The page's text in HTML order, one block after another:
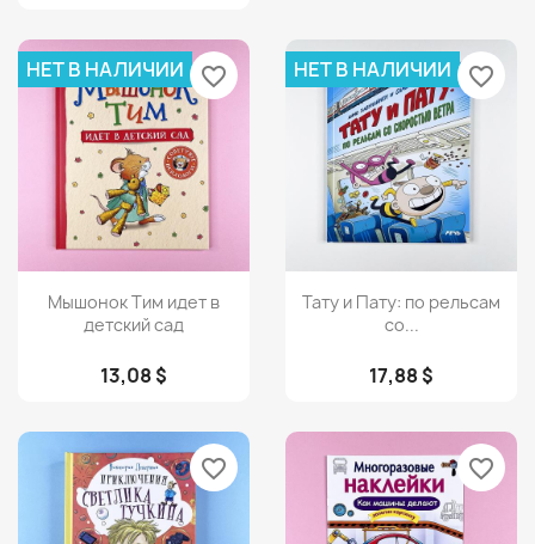
Просмотр
Мышонок Тим идет в
детский сад
13,08 $
НЕТ В НАЛИЧИИ favorite_border
Просмотр
Тату и Пату: по рельсам
со...
17,88 $
НЕТ В НАЛИЧИИ favorite_border
favorite_border favorite_border